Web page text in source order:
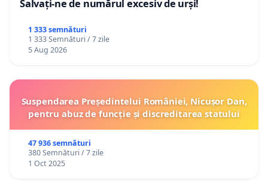
Salvați-ne de numărul excesiv de urși!
1 333 semnături
1 333 Semnături / 7 zile
5 Aug 2026
Suspendarea Președintelui României, Nicușor Dan,
pentru abuz de funcție și discreditarea statului
47 936 semnături
380 Semnături / 7 zile
1 Oct 2025